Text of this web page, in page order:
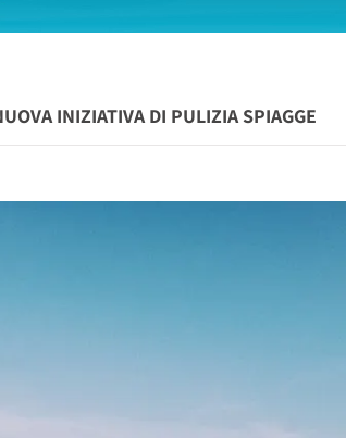
INIZIATIVA DI PULIZIA SPIAGGE